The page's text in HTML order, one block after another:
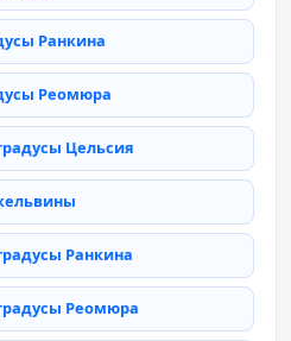
Ранкина
Реомюра
Цельсия
Ранкина
Реомюра